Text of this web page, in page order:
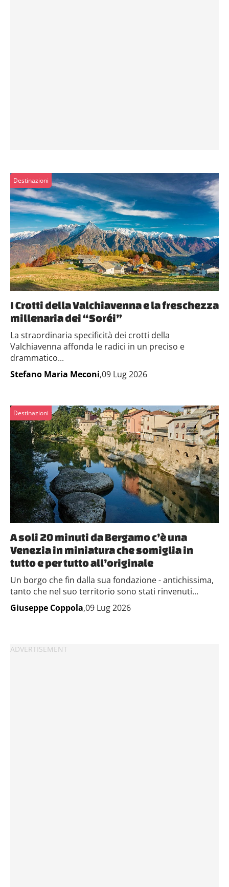
Destinazioni
I Crotti della Valchiavenna e la freschezza
millenaria dei “Soréi”
La straordinaria specificità dei crotti della
Valchiavenna affonda le radici in un preciso e
drammatico...
Stefano Maria Meconi,09 Lug 2026
Destinazioni
A soli 20 minuti da Bergamo c’è una
Venezia in miniatura che somiglia in
tutto e per tutto all’originale
Un borgo che fin dalla sua fondazione - antichissima,
tanto che nel suo territorio sono stati rinvenuti...
Giuseppe Coppola,09 Lug 2026